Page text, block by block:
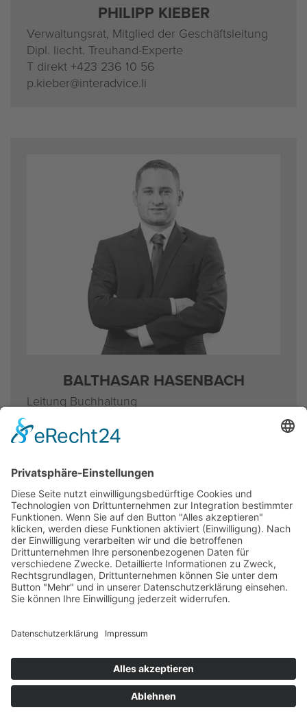
PHIL­IPP KIE­BER
Ver­wal­tungs­rat, Mit­glied der Ge­schäfts­lei­tung
Dipl. liecht. Treu­hand-Ex­per­te
T di­rekt +423 236 10 56
p.​kieber@​interadvice.​li
BAL­THA­SAR HA­SEN­BACH
Lei­tung Buch­hal­tung
Zer­ti­fi­kat im Nat. und In­ter­nat. Steu­er­recht
b.​hasenbach@​lieadvice.​li